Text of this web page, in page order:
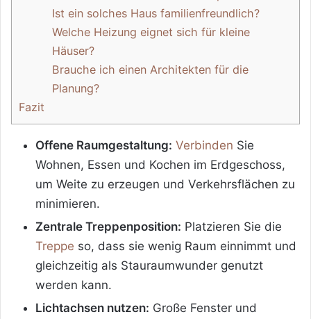
Ist ein solches Haus familienfreundlich?
Welche Heizung eignet sich für kleine
Häuser?
Brauche ich einen Architekten für die
Planung?
Fazit
Offene Raumgestaltung: Verbinden Sie
Wohnen, Essen und Kochen im Erdgeschoss,
um Weite zu erzeugen und Verkehrsflächen zu
minimieren.
Zentrale Treppenposition: Platzieren Sie die
Treppe so, dass sie wenig Raum einnimmt und
gleichzeitig als Stauraumwunder genutzt
werden kann.
Lichtachsen nutzen: Große Fenster und